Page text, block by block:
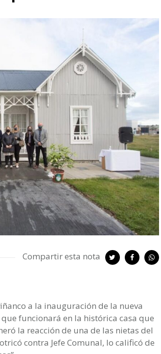
Compartir esta nota
a la inauguración de la nueva
funcionará en la histórica casa que
la reacción de una de las nietas del
contra Jefe Comunal, lo calificó de